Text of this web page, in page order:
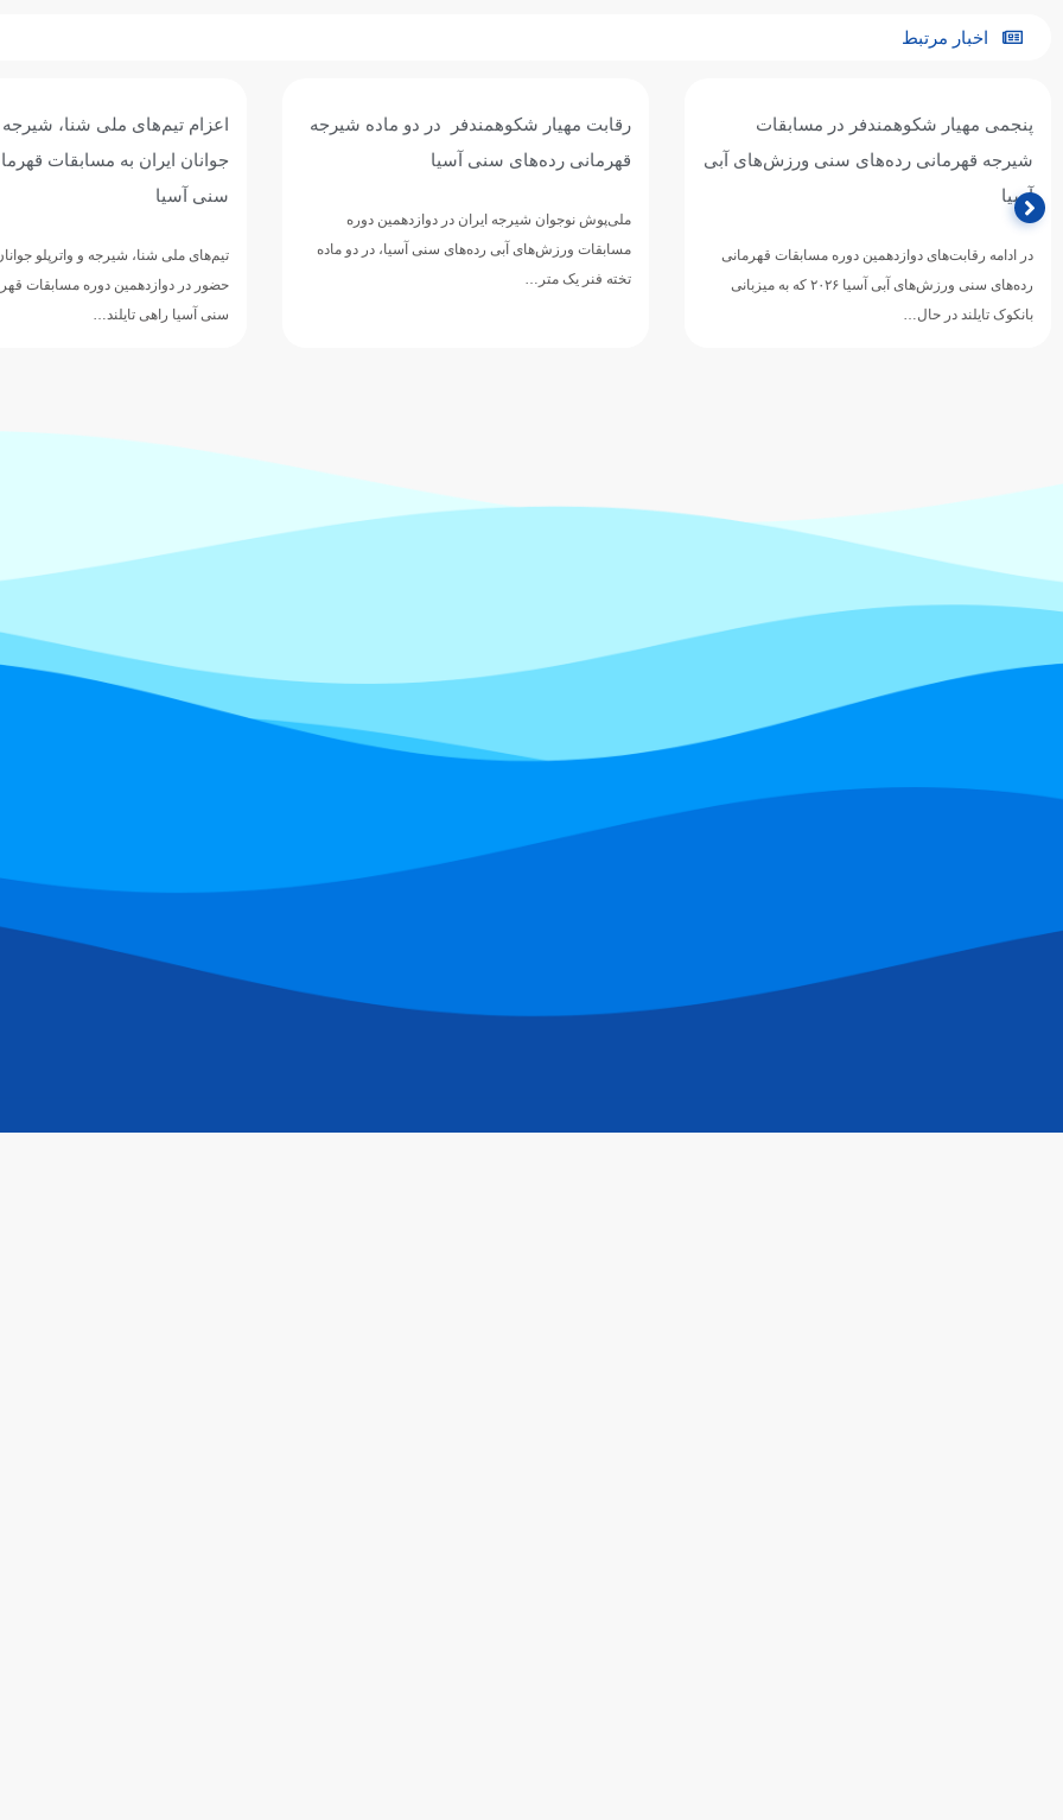
اخبار مرتبط
پنجمی مهیار شکوهمندفر در مسابقات
شیرجه قهرمانی رده‌های سنی ورزش‌های آبی
آسیا
در ادامه رقابت‌های دوازدهمین دوره مسابقات قهرمانی
رده‌های سنی ورزش‌های آبی آسیا ۲۰۲۶ که به میزبانی
بانکوک تایلند در حال…
رقابت مهیار شکوهمندفر در دو ماده شیرجه
قهرمانی رده‌های سنی آسیا
ملی‌پوش نوجوان شیرجه ایران در دوازدهمین دوره
مسابقات ورزش‌های آبی رده‌های سنی آسیا، در دو ماده
تخته فنر یک متر…
اعزام تیم‌های ملی شنا، شیرجه
جوانان ایران به مسابقات
سنی آسیا
تیم‌های ملی شنا، شیرجه و واترپلو
حضور در دوازدهمین دوره مسابقات
سنی آسیا راهی تایلند…